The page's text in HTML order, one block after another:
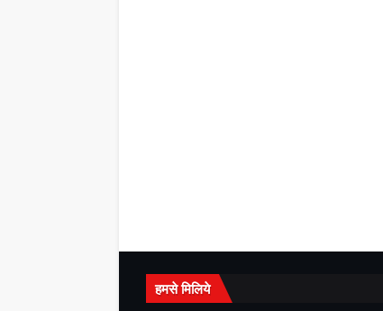
हमसे मिलिये